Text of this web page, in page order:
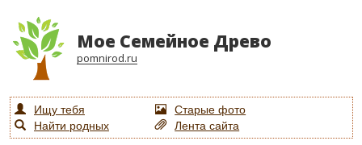
Мое Семейное Древо
pomnirod.ru
Ищу тебя
Старые фото
Найти родных
Лента сайта